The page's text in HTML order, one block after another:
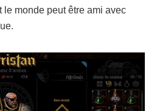
le monde peut être ami avec